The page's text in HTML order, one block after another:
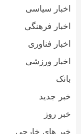
اخبار سیاسی
اخبار فرهنگی
اخبار فناوری
اخبار ورزشی
بانک
خبر جدید
خبر روز
خبر های خارجی